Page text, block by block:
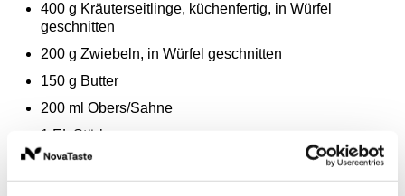
400 g Kräuterseitlinge, küchenfertig, in Würfel
geschnitten
200 g Zwiebeln, in Würfel geschnitten
150 g Butter
200 ml Obers/Sahne
1 EL Stärke
1 kg Blätterteig, in Quadrate geschnitten